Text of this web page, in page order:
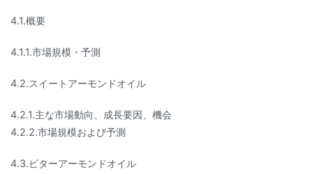
4.1.概要
4.1.1.市場規模・予測
4.2.スイートアーモンドオイル
4.2.1.主な市場動向、成長要因、機会
4.2.2.市場規模および予測
4.3.ビターアーモンドオイル